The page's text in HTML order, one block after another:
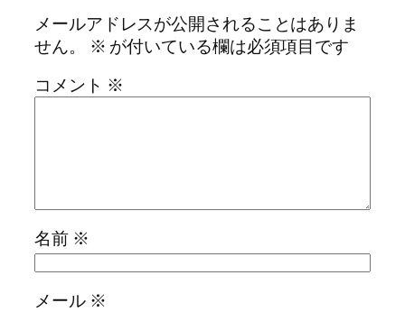
メールアドレスが公開されることはありま
せん。
※ が付いている欄は必須項目です
コメント ※
名前 ※
メール ※